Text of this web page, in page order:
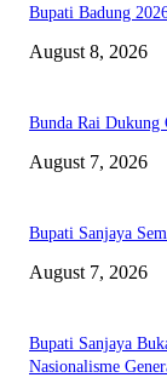
Bupati Badung
August 8, 2026
Bunda Rai Dukung
August 7, 2026
Bupati Sanjaya
August 7, 2026
Bupati Sanjaya
Nasionalisme